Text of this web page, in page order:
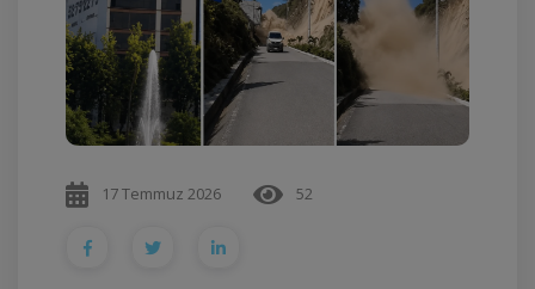
17 Temmuz 2026 52